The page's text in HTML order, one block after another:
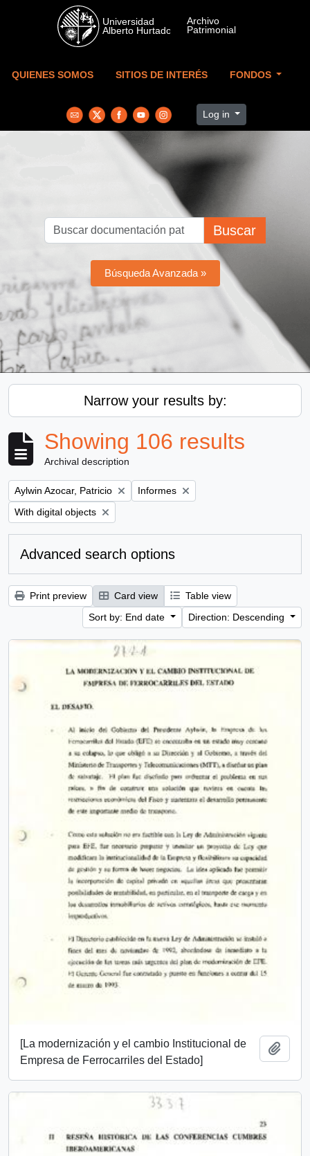
Skip to main content
QUIENES SOMOS SITIOS DE INTERÉS FONDOS
Log in
Buscar
Búsqueda Avanzada »
Narrow your results by:
Showing 106 results
Archival description
Remove filter:
Aylwin Azocar, Patricio Remove filter:
Informes
Remove filter:
With digital objects
Advanced search options
Print preview Card view
Table view
Sort by: End date
Direction: Descending
[La modernización y el cambio Institucional de
Empresa de Ferrocarriles del Estado]